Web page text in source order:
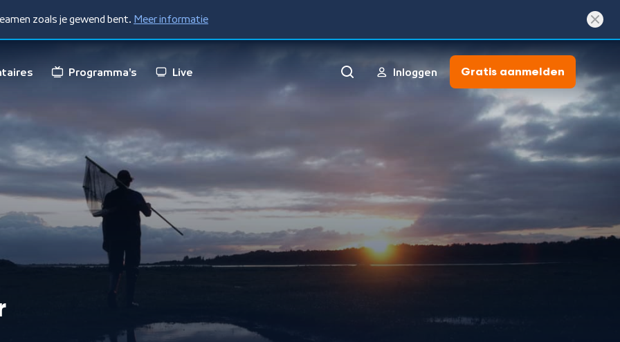
zoals je gewend bent. Meer informatie
Programma's Live Inloggen Gratis aanmelden